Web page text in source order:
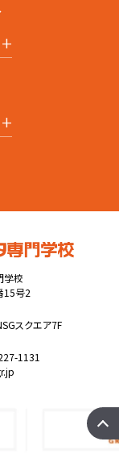
+
+
学校
15号2
スクエア7F
1131